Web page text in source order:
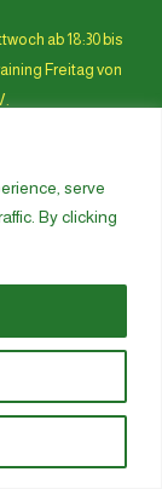
serve
By clicking
ab 18:30 bis
Freitag von